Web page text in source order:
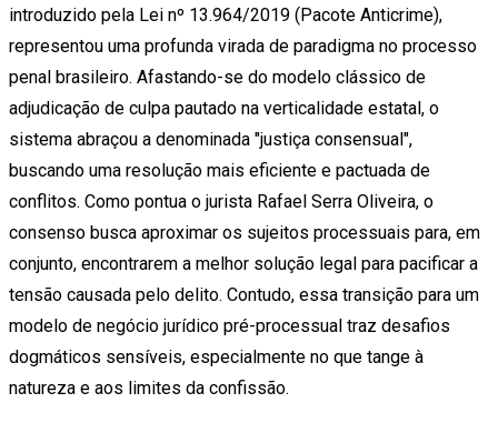
introduzido pela Lei nº 13.964/2019 (Pacote Anticrime),
representou uma profunda virada de paradigma no processo
penal brasileiro. Afastando-se do modelo clássico de
adjudicação de culpa pautado na verticalidade estatal, o
sistema abraçou a denominada "justiça consensual",
buscando uma resolução mais eficiente e pactuada de
conflitos. Como pontua o jurista Rafael Serra Oliveira, o
consenso busca aproximar os sujeitos processuais para, em
conjunto, encontrarem a melhor solução legal para pacificar a
tensão causada pelo delito. Contudo, essa transição para um
modelo de negócio jurídico pré-processual traz desafios
dogmáticos sensíveis, especialmente no que tange à
natureza e aos limites da confissão.